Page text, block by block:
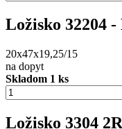
Ložisko 32204
20x47x19,25/15
na dopyt
Skladom 1 ks
Ložisko 3304